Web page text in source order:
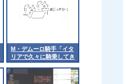
M・デムーロ騎手「イタ
リアで久々に騎乗してき
たけど賞金が振り込まれ